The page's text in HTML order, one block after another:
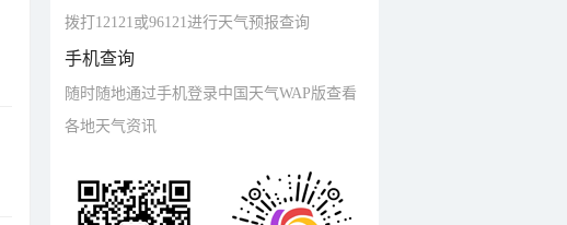
拨打12121或96121进行天气预报查询
手机查询
随时随地通过手机登录中国天气WAP版查看
各地天气资讯